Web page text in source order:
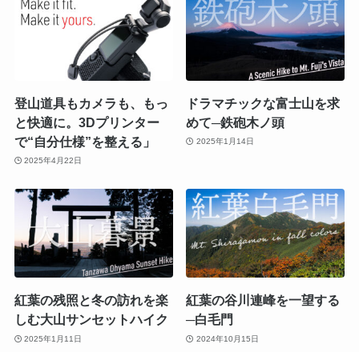
登山道具もカメラも、もっ
と快適に。3Dプリンター
で“自分仕様”を整える」
2025年4月22日
ドラマチックな富士山を求
めて─鉄砲木ノ頭
2025年1月14日
紅葉の残照と冬の訪れを楽
しむ大山サンセットハイク
2025年1月11日
紅葉の谷川連峰を一望する
─白毛門
2024年10月15日